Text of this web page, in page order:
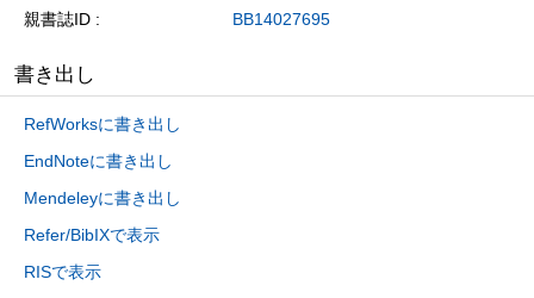
親書誌ID BB14027695
書き出し
RefWorksに書き出し
EndNoteに書き出し
Mendeleyに書き出し
Refer/BibIXで表示
RISで表示